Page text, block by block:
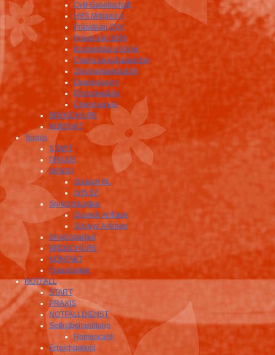
CvB Gesellschaft
HVS Mitglied A
Präsidium SVH
Praxis seit 1994
Kompendium Klinik
Craniosacralbalancing
Zeremonialmedizin
Deepimagery
Ethnomedizin
Craniosuisse
BROSCHÜRE
KONTAKT
Termin
START
PRAXIS
Anfahrt
Sissach BL
Arth SZ
Sprechstunden
Sissach Anfrage
Schwyz Anfrage
Erreichbarkeit
BROSCHÜRE
KONTAKT
Fragebogen
NOTFALL
START
PRAXIS
NOTFALLDIENST
Selbstbehandlung
Homeocard
Erreichbarkeit